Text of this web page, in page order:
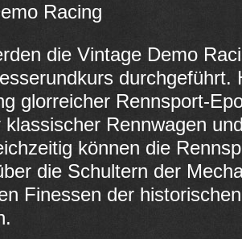
Racing
die Vintage Demo
durchgeführt.
glorreicher Rennsport-
klassischer Rennwagen
können die
die Schultern der
Finessen der